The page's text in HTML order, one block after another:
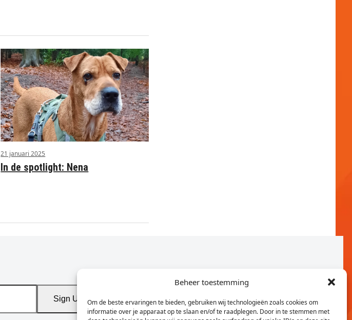
Beheer toestemming
Om de beste ervaringen te bieden, gebruiken wij technologieën zoals cookies om
informatie over je apparaat op te slaan en/of te raadplegen. Door in te stemmen met
21 januari 2025
In de spotlight: Nena
Sign Up